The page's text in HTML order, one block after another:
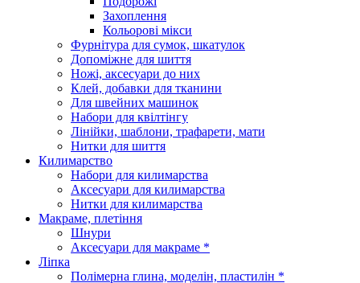
Захоплення
Кольорові мікси
Фурнітура для сумок, шкатулок
Допоміжне для шиття
Ножі, аксесуари до них
Клей, добавки для тканини
Для швейних машинок
Набори для квілтінгу
Лінійки, шаблони, трафарети, мати
Нитки для шиття
Килимарство
Набори для килимарства
Аксесуари для килимарства
Нитки для килимарства
Макраме, плетіння
Шнури
Аксесуари для макраме *
Ліпка
Полімерна глина, моделін, пластилін *